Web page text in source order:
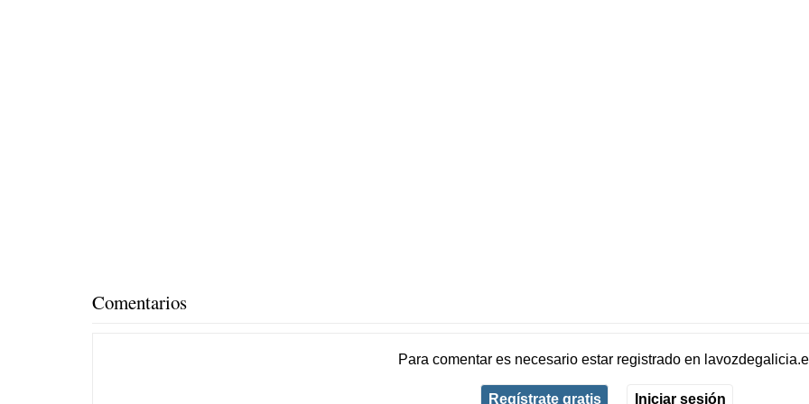
Comentarios
Para comentar es necesario estar registradoen
Regístrate gratis Iniciar sesión